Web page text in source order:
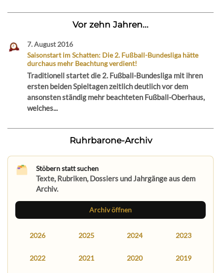
Vor zehn Jahren...
7. August 2016
Saisonstart im Schatten: Die 2. Fußball-Bundesliga hätte
durchaus mehr Beachtung verdient!
Traditionell startet die 2. Fußball-Bundesliga mit ihren
ersten beiden Spieltagen zeitlich deutlich vor dem
ansonsten ständig mehr beachteten Fußball-Oberhaus,
welches...
Ruhrbarone-Archiv
Stöbern statt suchen
Texte, Rubriken, Dossiers und Jahrgänge aus dem
Archiv.
Archiv öffnen
2026 2025 2024 2023
2022 2021 2020 2019